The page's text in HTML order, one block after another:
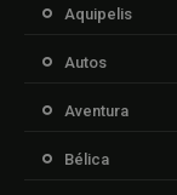
Aquipelis
Autos
Aventura
Bélica